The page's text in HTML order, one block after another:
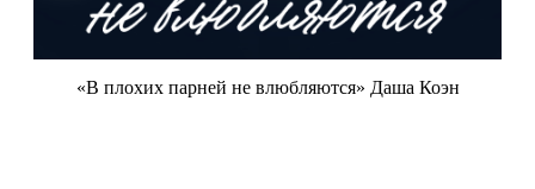
«В плохих парней не влюбляются» Даша Коэн